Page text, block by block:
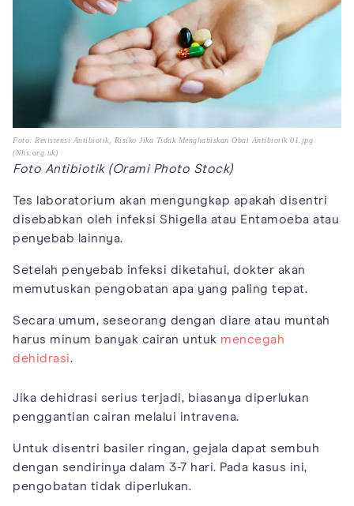
Foto: Resistensi Antibiotik, Risiko Jika Tidak Menghabiskan Obat Antibiotik 01.jpg
(Nhs.org.uk)
Foto Antibiotik (Orami Photo Stock)
Tes laboratorium akan mengungkap apakah disentri
disebabkan oleh infeksi Shigella atau Entamoeba atau
penyebab lainnya.
Setelah penyebab infeksi diketahui, dokter akan
memutuskan pengobatan apa yang paling tepat.
Secara umum, seseorang dengan diare atau muntah
harus minum banyak cairan untuk mencegah
dehidrasi.
Jika dehidrasi serius terjadi, biasanya diperlukan
penggantian cairan melalui intravena.
Untuk disentri basiler ringan, gejala dapat sembuh
dengan sendirinya dalam 3-7 hari. Pada kasus ini,
pengobatan tidak diperlukan.